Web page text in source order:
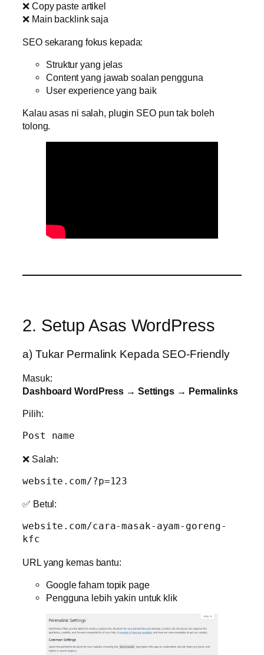
❌ Copy paste artikel
❌ Main backlink saja
SEO sekarang fokus kepada:
Struktur yang jelas
Content yang jawab soalan pengguna
User experience yang baik
Kalau asas ni salah, plugin SEO pun tak boleh
tolong.
2. Setup Asas WordPress
a) Tukar Permalink Kepada SEO-Friendly
Masuk:
Dashboard WordPress → Settings → Permalinks
Pilih:
❌ Salah:
✅ Betul:
website.com/cara-masak-ayam-goreng-
URL yang kemas bantu:
Google faham topik page
Pengguna lebih yakin untuk klik